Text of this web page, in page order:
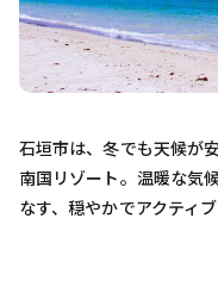
石垣市は、冬でも天候が
南国リゾート。温暖な気
なす、穏やかでアクティ